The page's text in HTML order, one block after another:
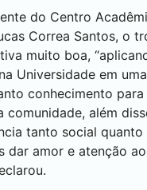
do Centro
Correa Santos, o
muito boa,
Universidade em
conhecimento para
comunidade, além
tanto social quanto
dar amor e atenção